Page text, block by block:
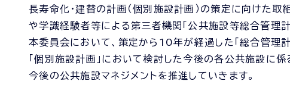
長寿命化・建替の計画（個別施設計画）の策定に向けた
や学識経験者等による第三者機関「公共施設等総合管理
本委員会において、策定から10年が経過した「総合管理
「個別施設計画」において検討した今後の各公共施設に
今後の公共施設マネジメントを推進していきます。